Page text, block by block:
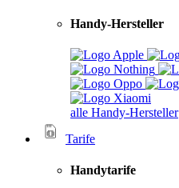
Handy-Hersteller
alle Handy-Hersteller
Tarife
Handytarife